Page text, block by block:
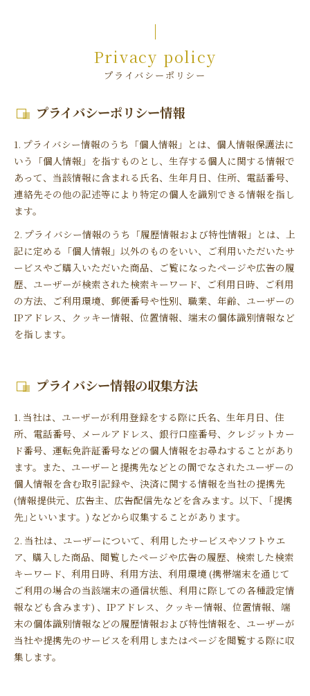
プライバシーポリシー
Privacy policy
プライバシーポリシー情報
1. プライバシー情報のうち「個人情報」とは、個人情報保護法に
いう「個人情報」を指すものとし、生存する個人に関する情報で
あって、当該情報に含まれる氏名、生年月日、住所、電話番号、
連絡先その他の記述等により特定の個人を識別できる情報を指し
ます。
2. プライバシー情報のうち「履歴情報および特性情報」とは、上
記に定める「個人情報」以外のものをいい、ご利用いただいたサ
ービスやご購入いただいた商品、ご覧になったページや広告の履
歴、ユーザーが検索された検索キーワード、ご利用日時、ご利用
の方法、ご利用環境、郵便番号や性別、職業、年齢、ユーザーの
IPアドレス、クッキー情報、位置情報、端末の個体識別情報など
を指します。
プライバシー情報の収集方法
1. 当社は、ユーザーが利用登録をする際に氏名、生年月日、住
所、電話番号、メールアドレス、銀行口座番号、クレジットカー
ド番号、運転免許証番号などの個人情報をお尋ねすることがあり
ます。また、ユーザーと提携先などとの間でなされたユーザーの
個人情報を含む取引記録や、決済に関する情報を当社の提携先
(情報提供元、広告主、広告配信先などを含みます。以下、｢提携
先｣といいます。) などから収集することがあります。
2. 当社は、ユーザーについて、利用したサービスやソフトウエ
ア、購入した商品、閲覧したページや広告の履歴、検索した検索
キーワード、利用日時、利用方法、利用環境 (携帯端末を通じて
ご利用の場合の当該端末の通信状態、利用に際しての各種設定情
報なども含みます) 、IPアドレス、クッキー情報、位置情報、端
末の個体識別情報などの履歴情報および特性情報を、ユーザーが
当社や提携先のサービスを利用しまたはページを閲覧する際に収
集します。